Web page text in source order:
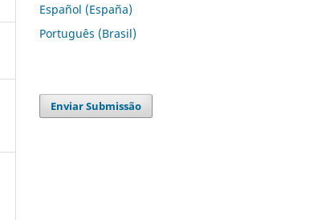
Español (España)
Português (Brasil)
Enviar Submissão